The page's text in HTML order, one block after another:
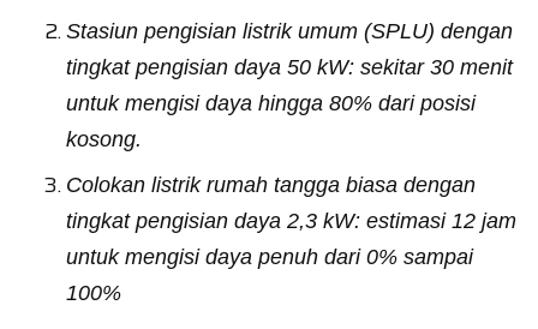
Stasiun pengisian listrik umum (SPLU) dengan
tingkat pengisian daya 50 kW: sekitar 30 menit
untuk mengisi daya hingga 80% dari posisi
kosong.
Colokan listrik rumah tangga biasa dengan
tingkat pengisian daya 2,3 kW: estimasi 12 jam
untuk mengisi daya penuh dari 0% sampai
100%